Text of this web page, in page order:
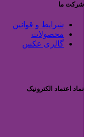
شرکت ما
شرایط و قوانین
محصولات
گالری عکس
نماد اعتماد الکترونیک